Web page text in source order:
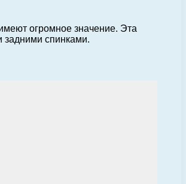
огромное значение. Эта
задними спинками.